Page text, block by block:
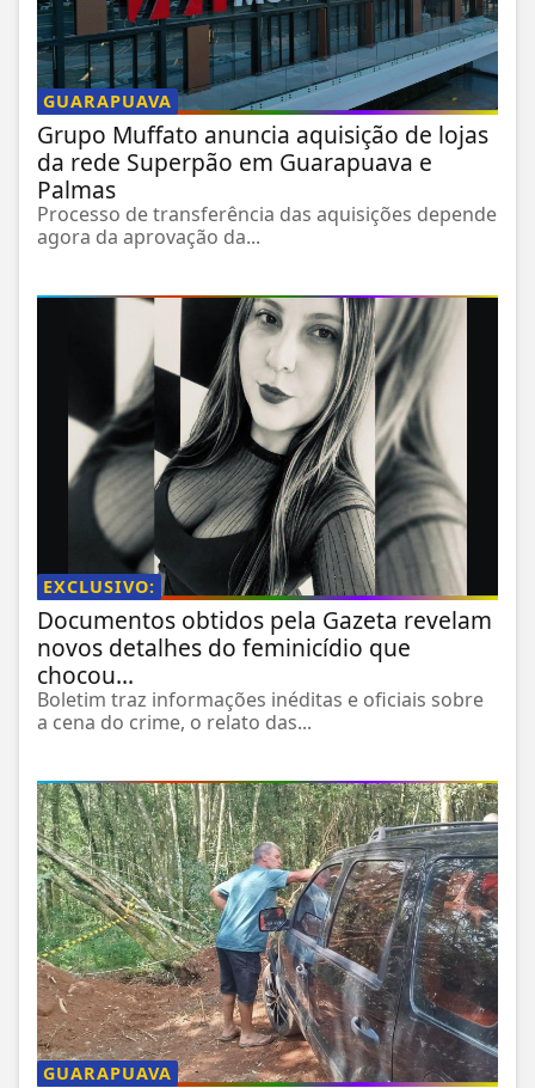
GUARAPUAVA
Grupo Muffato anuncia aquisição de lojas
da rede Superpão em Guarapuava e
Palmas
Processo de transferência das aquisições depende
agora da aprovação da...
EXCLUSIVO:
Documentos obtidos pela Gazeta revelam
novos detalhes do feminicídio que
chocou...
Boletim traz informações inéditas e oficiais sobre
a cena do crime, o relato das...
GUARAPUAVA